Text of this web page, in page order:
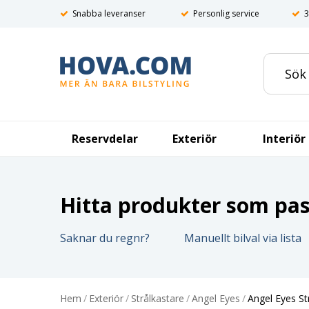
Snabba leveranser Personlig service
Reservdelar Exteriör Interiör
Hitta produkter som
Saknar du regnr? Manuellt bilval via lista
Hem / Exteriör/ Strålkastare /Angel Eyes /Angel Eyes